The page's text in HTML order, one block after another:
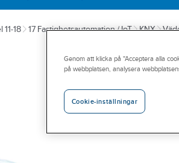
18 17 Fastighetsautomation / IoT KNX
Genom att klicka på "Acceptera alla
på webbplatsen, analysera
Cookie-inställningar